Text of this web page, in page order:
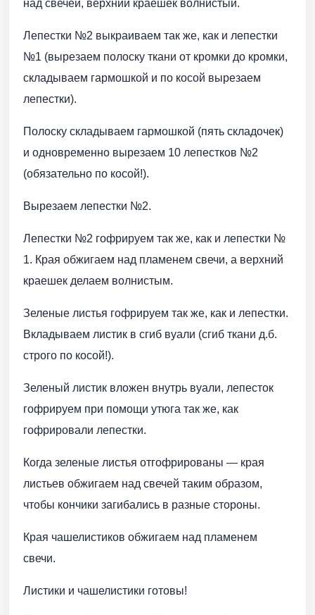
над свечей, верхний краешек волнистый.
Лепестки №2 выкраиваем так же, как и лепестки
№1 (вырезаем полоску ткани от кромки до кромки,
складываем гармошкой и по косой вырезаем
лепестки).
Полоску складываем гармошкой (пять складочек)
и одновременно вырезаем 10 лепестков №2
(обязательно по косой!).
Вырезаем лепестки №2.
Лепестки №2 гофрируем так же, как и лепестки №
1. Края обжигаем над пламенем свечи, а верхний
краешек делаем волнистым.
Зеленые листья гофрируем так же, как и лепестки.
Вкладываем листик в сгиб вуали (сгиб ткани д.б.
строго по косой!).
Зеленый листик вложен внутрь вуали, лепесток
гофрируем при помощи утюга так же, как
гофрировали лепестки.
Когда зеленые листья отгофрированы — края
листьев обжигаем над свечей таким образом,
чтобы кончики загибались в разные стороны.
Края чашелистиков обжигаем над пламенем
свечи.
Листики и чашелистики готовы!